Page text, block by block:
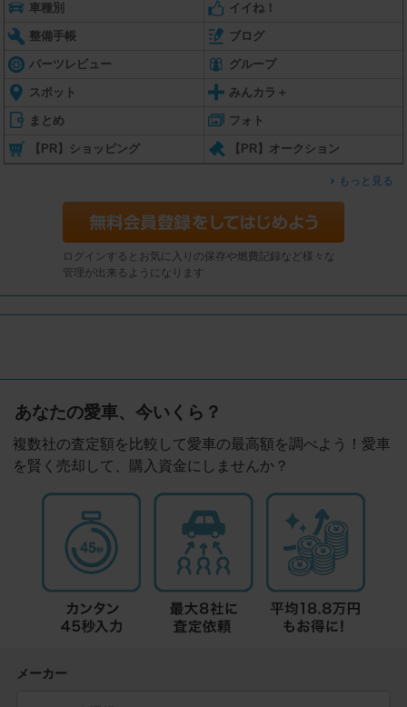
車種別 イイね！
整備手帳 ブログ
パーツレビュー グループ
スポット みんカラ＋
まとめ フォト
【PR】ショッピング 【PR】オークション
もっと見る
ログインするとお気に入りの保存や燃費記録など様々な
管理が出来るようになります
あなたの愛車、今いくら？
複数社の査定額を比較して愛車の最高額を調べよう！愛車
を賢く売却して、購入資金にしませんか？
メーカー